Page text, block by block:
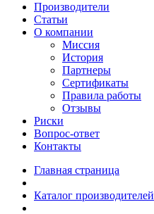
Производители
Статьи
О компании
Миссия
История
Партнеры
Сертификаты
Правила работы
Отзывы
Риски
Вопрос-ответ
Контакты
Главная страница
Каталог производителей